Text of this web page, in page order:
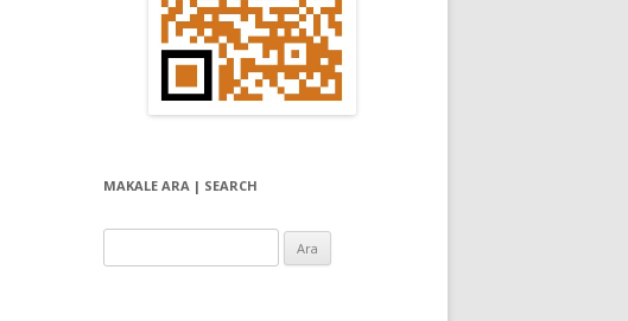
MAKALE ARA | SEARCH